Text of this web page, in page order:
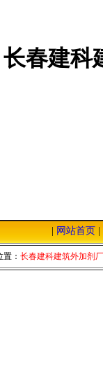
将以优质的服务，低廉
网站首页|
长春建科
置： 长春建科建筑外加剂厂